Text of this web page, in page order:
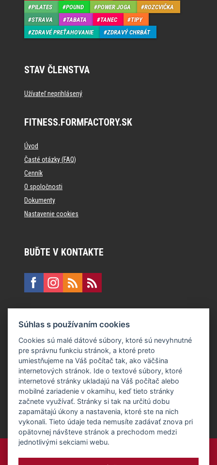
PILATES
POUND POWER JOGA
ROZCVIČKA
STRAVA
TABATA TANEC
TIPY
ZDRAVÉ PREŤAHOVANIE
ZDRAVÝ CHRBÁT
STAV ČLENSTVA
Užívateľ neprihlásený
FITNESS.FORMFACTORY.SK
Úvod
Časté otázky (FAQ)
Cenník
O spoločnosti
Dokumenty
Nastavenie cookies
BUĎTE V KONTAKTE
E:recepcia@formfactory.sk
Form Factory Slovakia s.r.o., Ružová dolina 480/6, 821 08
Bratislava
Za publikovaný obsah sú zodpovední jednotliví autori.
Súhlas s používaním cookies
Cookies sú malé dátové súbory, ktoré sú nevyhnutné
pre správnu funkciu stránok, a ktoré preto
umiestňujeme na Váš počítač tak, ako väčšina
internetových stránok. Ide o textové súbory, ktoré
internetové stránky ukladajú na Váš počítač alebo
mobilné zariadenie v okamihu, keď tieto stránky
začnete využívať. Stránky si tak na určitú dobu
zapamätajú úkony a nastavenia, ktoré ste na nich
vykonali. Tieto údaje teda nemusíte zadávať znova pri
opätovnej návšteve stránok a prechodom medzi
jednotlivými sekciami webu.